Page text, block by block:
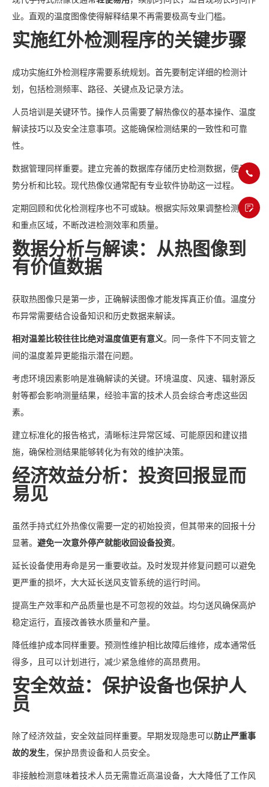
业。直观的温度图像使得解释结果不再需要极高专业门槛。
实施红外检测程序的关键步骤
成功实施红外检测程序需要系统规划。首先要制定详细的检测计
划，包括检测频率、路径、关键点及记录方法。
人员培训是关键环节。操作人员需要了解热像仪的基本操作、温度
解读技巧以及安全注意事项。这能确保检测结果的一致性和可靠
性。
数据管理同样重要。建立完善的数据库存储历史检测数据，便于趋
势分析和比较。现代热像仪通常配有专业软件协助这一过程。
定期回顾和优化检测程序也不可或缺。根据实际效果调整检测频率
和重点区域，不断改进检测效率和质量。
数据分析与解读：从热图像到
有价值数据
获取热图像只是第一步，正确解读图像才能发挥真正价值。温度分
布异常需要结合设备知识和历史数据来解读。
相对温差比较往往比绝对温度值更有意义。同一条件下不同支管之
间的温度差异更能指示潜在问题。
考虑环境因素影响是准确解读的关键。环境温度、风速、辐射源反
射等都会影响测量结果，经验丰富的技术人员会综合考虑这些因
素。
建立标准化的报告格式，清晰标注异常区域、可能原因和建议措
施，确保检测结果能够转化为有效的维护决策。
经济效益分析：投资回报显而
易见
虽然手持式红外热像仪需要一定的初始投资，但其带来的回报十分
显著。 避免一次意外停产就能收回设备投资。
延长设备使用寿命是另一重要收益。及时发现并修复问题可以避免
更严重的损坏，大大延长送风支管系统的运行时间。
提高生产效率和产品质量也是不可忽视的效益。均匀送风确保高炉
稳定运行，直接改善铁水质量和产量。
降低维护成本同样重要。预测性维护相比故障后维修，成本通常低
得多，且可以计划进行，减少紧急维修的高昂费用。
安全效益：保护设备也保护人
员
除了经济效益，安全效益同样重要。早期发现隐患可以 防止严重事
故的发生，保护昂贵设备和人员安全。
非接触检测意味着技术人员无需靠近高温设备，大大降低了工作风